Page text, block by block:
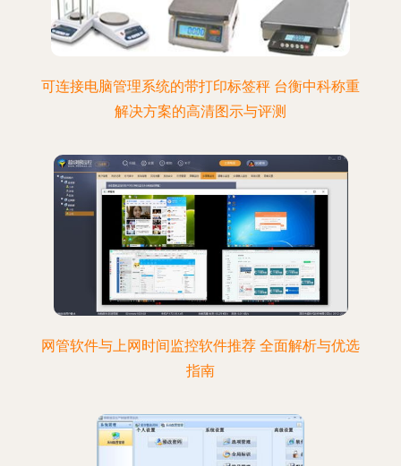
可连接电脑管理系统的带打印标签秤 台衡中科称重
解决方案的高清图示与评测
网管软件与上网时间监控软件推荐 全面解析与优选
指南